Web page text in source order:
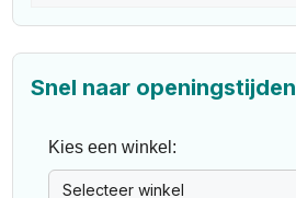
Snel naar openingstijden
Kies een winkel: